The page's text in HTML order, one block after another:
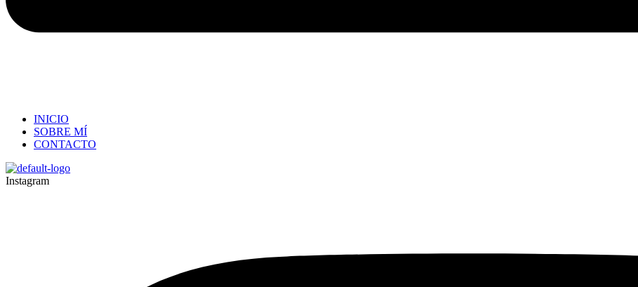
INICIO
SOBRE MÍ
CONTACTO
Instagram